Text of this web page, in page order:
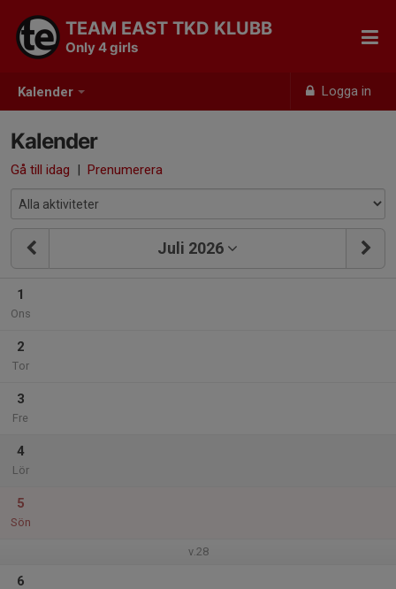
Kalender Logga in
TEAM EAST TKD KLUBB
Only 4 girls
Kalender
Gå till idag | Prenumerera
Juli 2026
1
Ons
2
Tor
3
Fre
4
Lör
5
Sön
v.28
6